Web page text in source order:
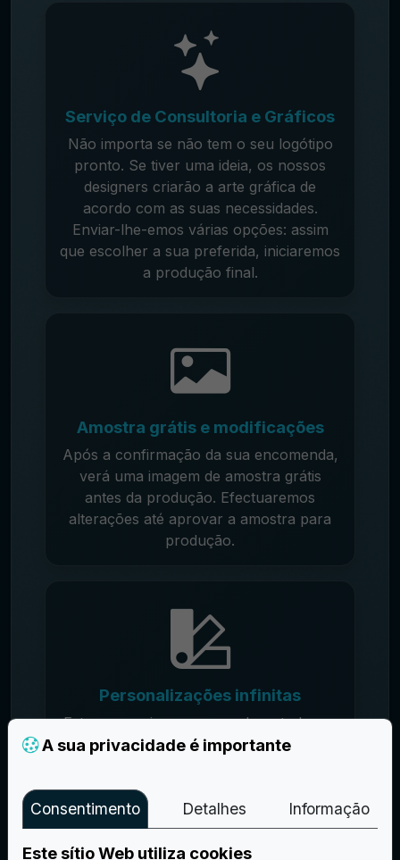
Serviço de Consultoria e Gráficos
Não importa se não tem o seu logótipo
pronto. Se tiver uma ideia, os nossos
designers criarão a arte gráfica de
acordo com as suas necessidades.
Enviar-lhe-emos várias opções: assim
que escolher a sua preferida, iniciaremos
a produção final.
Amostra grátis e modificações
Após a confirmação da sua encomenda,
verá uma imagem de amostra grátis
antes da produção. Efectuaremos
alterações até aprovar a amostra para
produção.
Personalizações infinitas
Estamos aqui para responder a todas as
suas necessidades de emblemas
gama infinita de tipos, personalizações e
acessórios. Pode combinar cores,
materiais e acessórios.
A sua privacidade é importante
Consentimento Detalhes Informação
Este sítio Web utiliza cookies